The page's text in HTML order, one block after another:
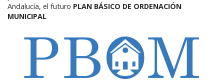
Andalucía, el futuro PLAN BÁSICO DE ORDENACIÓN
MUNICIPAL